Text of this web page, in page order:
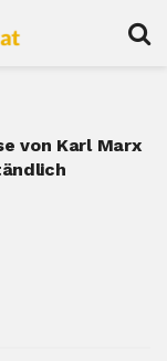
von Karl Marx